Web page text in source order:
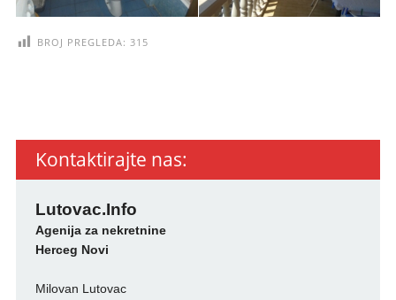
BROJ PREGLEDA: 315
Kontaktirajte nas:
Lutovac.Info
Agenija za nekretnine
Herceg Novi
Milovan Lutovac